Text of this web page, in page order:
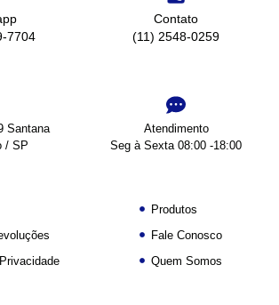
7704
Contato
(11) 2548-0259
Santana
/ SP
Atendimento
Seg à Sexta 08:00 -18:00
Produtos
Fale Conosco
Quem Somos